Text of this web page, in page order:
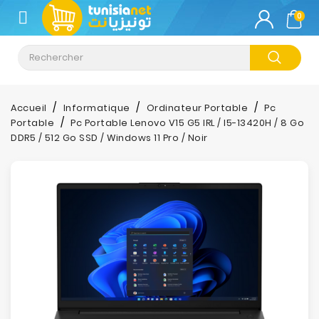
CATÉGORIE
Climatisation
Informatique
Téléphonie
0
Accueil Informatique Ordinateur Portable
Pc
Portable
Pc Portable Lenovo V15 G5 IRL / I5-13420H / 8 Go
DDR5 / 512 Go SSD / Windows 11 Pro / Noir